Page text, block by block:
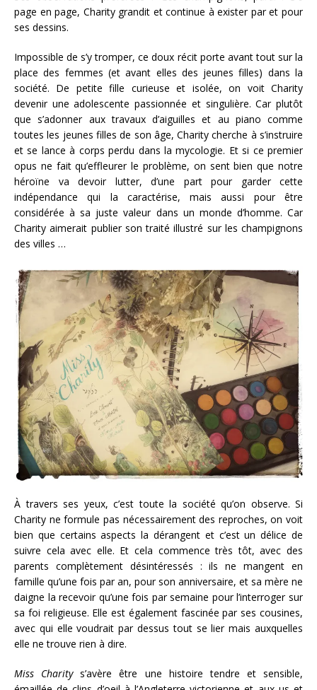
page en page, Charity grandit et continue à exister par et pour
ses dessins.
Impossible de s’y tromper, ce doux récit porte avant tout sur la
place des femmes (et avant elles des jeunes filles) dans la
société. De petite fille curieuse et isolée, on voit Charity
devenir une adolescente passionnée et singulière. Car plutôt
que s’adonner aux travaux d’aiguilles et au piano comme
toutes les jeunes filles de son âge, Charity cherche à s’instruire
et se lance à corps perdu dans la mycologie. Et si ce premier
opus ne fait qu’effleurer le problème, on sent bien que notre
héroïne va devoir lutter, d’une part pour garder cette
indépendance qui la caractérise, mais aussi pour être
considérée à sa juste valeur dans un monde d’homme. Car
Charity aimerait publier son traité illustré sur les champignons
des villes …
À travers ses yeux, c’est toute la société qu’on observe. Si
Charity ne formule pas nécessairement des reproches, on voit
bien que certains aspects la dérangent et c’est un délice de
suivre cela avec elle. Et cela commence très tôt, avec des
parents complètement désintéressés : ils ne mangent en
famille qu’une fois par an, pour son anniversaire, et sa mère ne
daigne la recevoir qu’une fois par semaine pour l’interroger sur
sa foi religieuse. Elle est également fascinée par ses cousines,
avec qui elle voudrait par dessus tout se lier mais auxquelles
elle ne trouve rien à dire.
Miss Charitys’avère être une histoire tendre et sensible,